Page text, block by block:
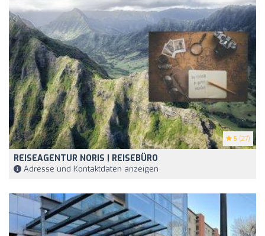
5 (27)
REISEAGENTUR NORIS | REISEBÜRO
Adresse und Kontaktdaten anzeigen